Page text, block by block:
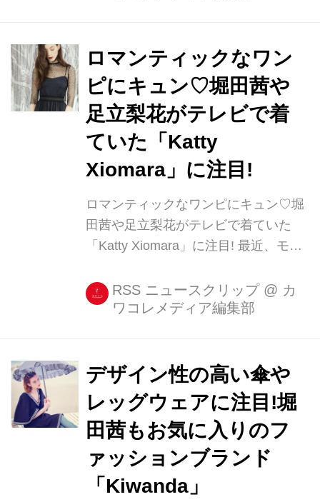
boots: @drmartensofficial bag: @prada
pierce: @hm 来月号のCanCamでは私
服特集があるのでぜひ見てください☺️
� Akane Hotta / 堀田茜さん
(@akanehotta)がシェアした投稿 -
ロマンティックなワン
ピにキュン♡堀田茜や
足立梨花がテレビで着
ていた「Katty
Xiomara」に注目!
ロマンティックなワンピにキュン♡堀
田茜や足立梨花がテレビで着ていた
「Katty Xiomara」に注目! 最近、モデ
ひなこさんらがテレビ番組の出演時に
こぞって着用しているのが、ポルトガ
ドのアイテム。 ・堀田茜や足立梨花ら
がTVで着用 今夜20:00〜「金曜ロンド
ンハーツ2時間SP」に出演します� 女
子が泊まりたくなる部屋GP面白かっ
た〜�みやぞんさんのドッキリも楽し
み!ぜひご覧ください☺︎ one-piece:
@kattyxiomara_official Akane H...
RSS ニュースクリップ @ カ
ワコレメディア編集部
デザイン性の高い傘や
レッグウェアに注目!堀
田茜もお気に入りのフ
ァッションブランド
「Kiwanda」